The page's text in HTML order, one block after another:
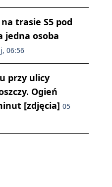
trasie S5 pod
jedna osoba
06:56
przy ulicy
Ogień
[zdjęcia] 05